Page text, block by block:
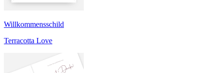
Willkommensschild
Terracotta Love